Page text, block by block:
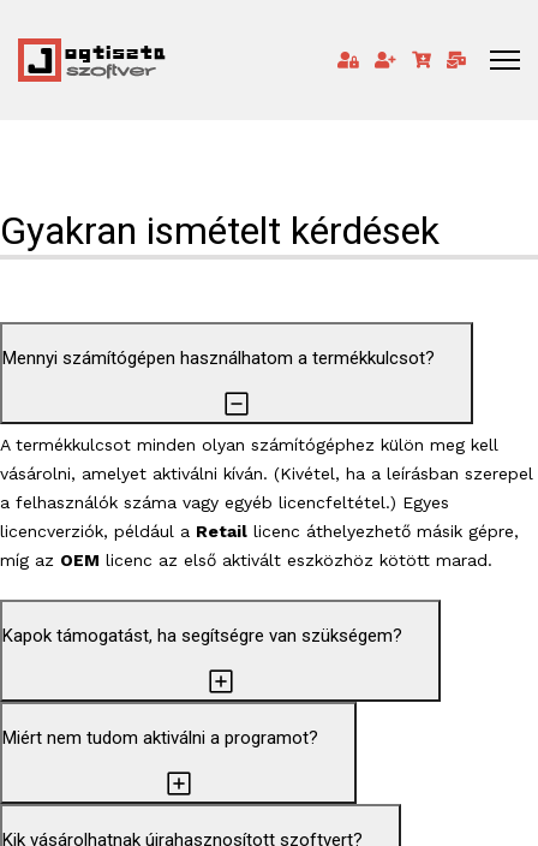
Gyakran ismételt kérdések
Mennyi számítógépen használhatom a termékkulcsot?
A termékkulcsot minden olyan számítógéphez külön meg kell
vásárolni, amelyet aktiválni kíván. (Kivétel, ha a leírásban szerepel
a felhasználók száma vagy egyéb licencfeltétel.) Egyes
licencverziók, például a Retail licenc áthelyezhető másik gépre,
míg az OEM licenc az első aktivált eszközhöz kötött marad.
Kapok támogatást, ha segítségre van szükségem?
Miért nem tudom aktiválni a programot?
Kik vásárolhatnak újrahasznosított szoftvert?